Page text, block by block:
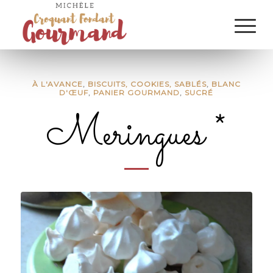
À L'AVANCE, BISCUITS, COOKIES, SABLÉS, BLANC
D'ŒUF, PANIER GOURMAND, SUCRÉ
Meringues *